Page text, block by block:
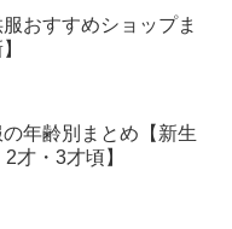
おすすめショップま
年齢別まとめ【新生
才・3才頃】